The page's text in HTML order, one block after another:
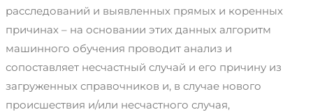
расследований и выявленных прямых и коренных
причинах – на основании этих данных алгоритм
машинного обучения проводит анализ и
сопоставляет несчастный случай и его причину из
загруженных справочников и, в случае нового
происшествия и/или несчастного случая,